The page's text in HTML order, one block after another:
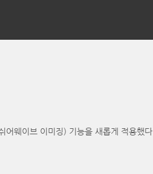
웨이브 이미징) 기능을 새롭게 적용했다.